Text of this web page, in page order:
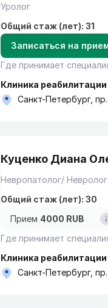
Уролог
Общий стаж (лет): 31
Записаться на
Где принимает
Клиника
Санкт-Петербург,
Куценко Диана
Невропатолог/ Невролог
Общий стаж (лет): 30
Прием 4000 RUB
Где принимает
Клиника
Санкт-Петербург,